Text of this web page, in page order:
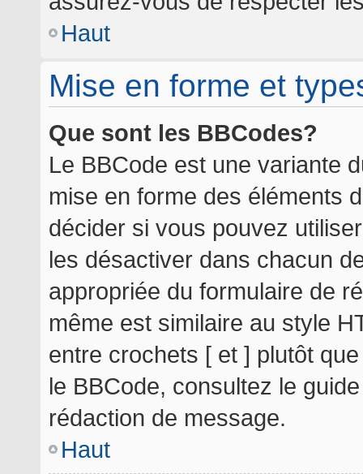
Haut
Mise en forme et
Que sont les BBCodes?
Le BBCode est une variante
mise en forme des éléments
décider si vous pouvez
les désactiver dans chacun
appropriée du formulaire de
même est similaire au style
entre crochets [ et ] plutôt
le BBCode, consultez le
rédaction de message.
Haut